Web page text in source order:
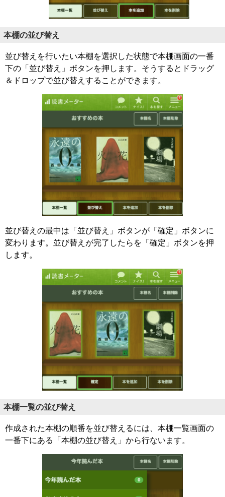
本棚の並び替え
並び替えを行いたい本棚を選択した状態で本棚画面の一番
下の「並び替え」ボタンを押します。そうするとドラッグ
＆ドロップで並び替えすることができます。
並び替えの最中は「並び替え」ボタンが「確定」ボタンに
変わります。並び替えが完了したらを「確定」ボタンを押
します。
本棚一覧の並び替え
作成された本棚の順番を並び替えるには、本棚一覧画面の
一番下にある「本棚の並び替え」から行ないます。